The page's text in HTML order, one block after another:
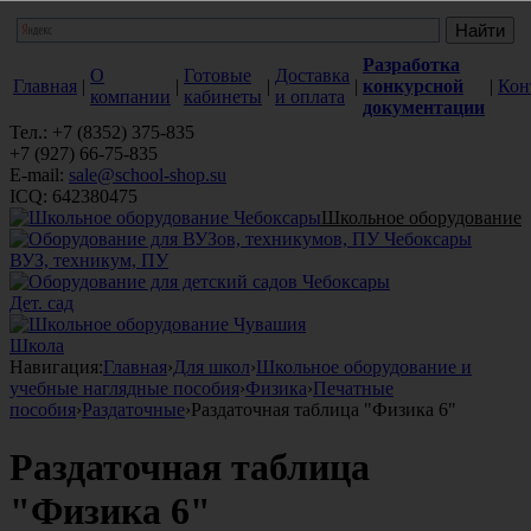
Главная |
О
компании
|
Готовые
кабинеты
|
Доставка
и оплата
|
Разработка
конкурсной
документации
|
Тел.: +7 (8352) 375-835
+7 (927) 66-75-835
E-mail: sale@school-shop.su
ICQ: 642380475
Школьное оборудование
ВУЗ, техникум, ПУ
Дет. сад
Школа
Навигация:Главная›Для школ›Школьное оборудование и
учебные наглядные пособия›Физика›Печатные
пособия›Раздаточные›Раздаточная таблица "Физика 6"
Раздаточная таблица
"Физика 6"